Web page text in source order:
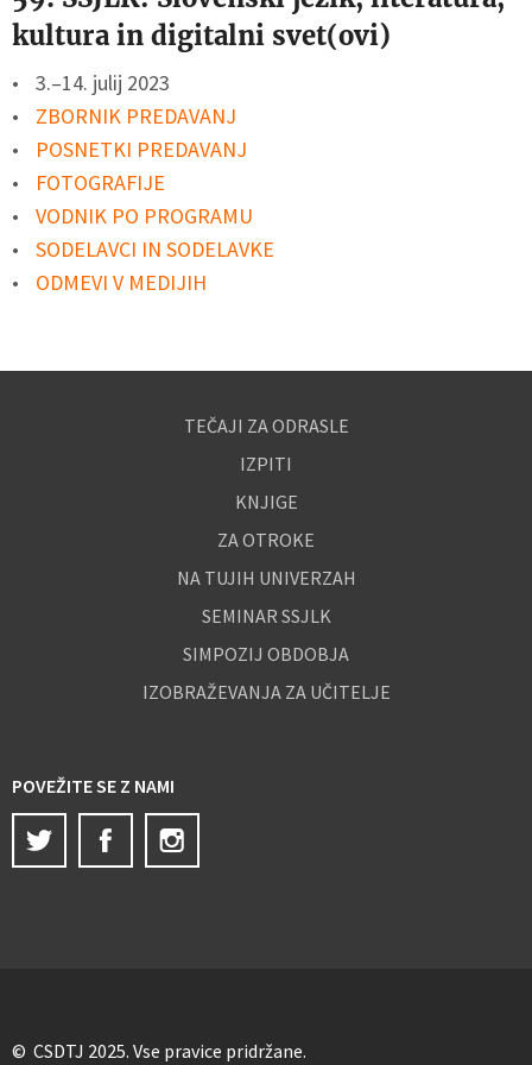
kultura in digitalni svet(ovi)
3.–14. julij 2023
ZBORNIK PREDAVANJ
POSNETKI PREDAVANJ
FOTOGRAFIJE
VODNIK PO PROGRAMU
SODELAVCI IN SODELAVKE
ODMEVI V MEDIJIH
TEČAJI ZA ODRASLE
IZPITI
KNJIGE
ZA OTROKE
NA TUJIH UNIVERZAH
SEMINAR SSJLK
SIMPOZIJ OBDOBJA
IZOBRAŽEVANJA ZA UČITELJE
POVEŽITE SE Z NAMI
Twitter
Facebook
© CSDTJ 2025. Vse pravice pridržane.